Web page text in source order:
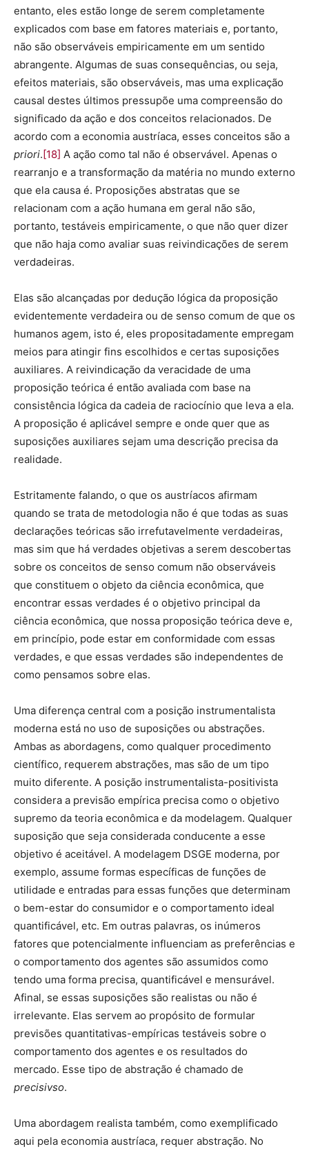
entanto, eles estão longe de serem completamente
explicados com base em fatores materiais e, portanto,
não são observáveis empiricamente em um sentido
abrangente. Algumas de suas consequências, ou seja,
efeitos materiais, são observáveis, mas uma explicação
causal destes últimos pressupõe uma compreensão do
significado da ação e dos conceitos relacionados. De
acordo com a economia austríaca, esses conceitos são a
priori.[18] A ação como tal não é observável. Apenas o
rearranjo e a transformação da matéria no mundo externo
que ela causa é. Proposições abstratas que se
relacionam com a ação humana em geral não são,
portanto, testáveis empiricamente, o que não quer dizer
que não haja como avaliar suas reivindicações de serem
verdadeiras.
Elas são alcançadas por dedução lógica da proposição
evidentemente verdadeira ou de senso comum de que os
humanos agem, isto é, eles propositadamente empregam
meios para atingir fins escolhidos e certas suposições
auxiliares. A reivindicação da veracidade de uma
proposição teórica é então avaliada com base na
consistência lógica da cadeia de raciocínio que leva a ela.
A proposição é aplicável sempre e onde quer que as
suposições auxiliares sejam uma descrição precisa da
realidade.
Estritamente falando, o que os austríacos afirmam
quando se trata de metodologia não é que todas as suas
declarações teóricas são irrefutavelmente verdadeiras,
mas sim que há verdades objetivas a serem descobertas
sobre os conceitos de senso comum não observáveis
que constituem o objeto da ciência econômica, que
encontrar essas verdades é o objetivo principal da
ciência econômica, que nossa proposição teórica deve e,
em princípio, pode estar em conformidade com essas
verdades, e que essas verdades são independentes de
como pensamos sobre elas.
Uma diferença central com a posição instrumentalista
moderna está no uso de suposições ou abstrações.
Ambas as abordagens, como qualquer procedimento
científico, requerem abstrações, mas são de um tipo
muito diferente. A posição instrumentalista-positivista
considera a previsão empírica precisa como o objetivo
supremo da teoria econômica e da modelagem. Qualquer
suposição que seja considerada conducente a esse
objetivo é aceitável. A modelagem DSGE moderna, por
exemplo, assume formas específicas de funções de
utilidade e entradas para essas funções que determinam
o bem-estar do consumidor e o comportamento ideal
quantificável, etc. Em outras palavras, os inúmeros
fatores que potencialmente influenciam as preferências e
o comportamento dos agentes são assumidos como
tendo uma forma precisa, quantificável e mensurável.
Afinal, se essas suposições são realistas ou não é
irrelevante. Elas servem ao propósito de formular
previsões quantitativas-empíricas testáveis sobre o
comportamento dos agentes e os resultados do
mercado. Esse tipo de abstração é chamado de
precisivso.
Uma abordagem realista também, como exemplificado
aqui pela economia austríaca, requer abstração. No